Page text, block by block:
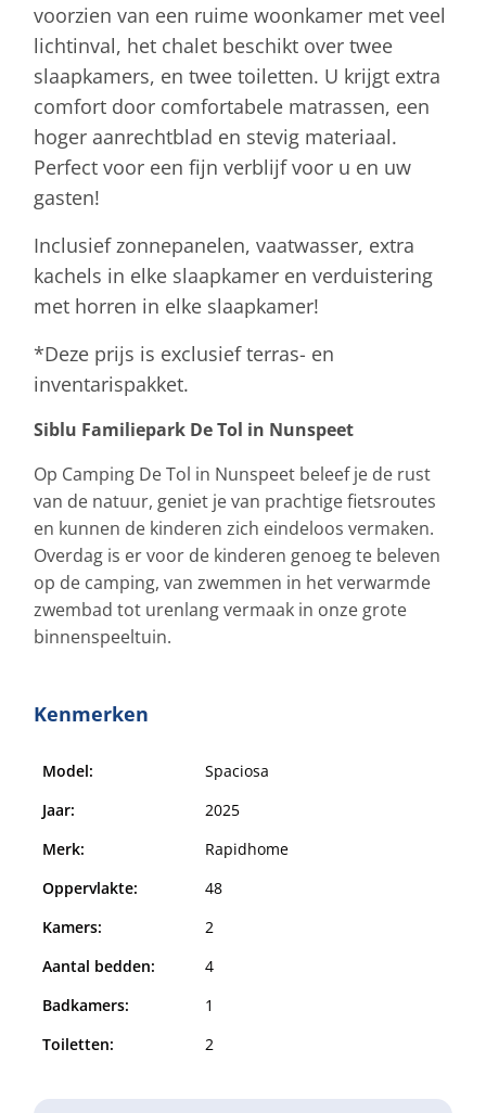
voorzien van een ruime woonkamer met veel
lichtinval, het chalet beschikt over twee
slaapkamers, en twee toiletten. U krijgt extra
comfort door comfortabele matrassen, een
hoger aanrechtblad en stevig materiaal.
Perfect voor een fijn verblijf voor u en uw
gasten!
Inclusief zonnepanelen, vaatwasser, extra
kachels in elke slaapkamer en verduistering
met horren in elke slaapkamer!
*Deze prijs is exclusief terras- en
inventarispakket.
Siblu Familiepark De Tol in Nunspeet
Op Camping De Tol in Nunspeet beleef je de rust
van de natuur, geniet je van prachtige fietsroutes
en kunnen de kinderen zich eindeloos vermaken.
Overdag is er voor de kinderen genoeg te beleven
op de camping, van zwemmen in het verwarmde
zwembad tot urenlang vermaak in onze grote
binnenspeeltuin.
Kenmerken
Model:
Spaciosa
Jaar:
2025
Merk:
Rapidhome
Oppervlakte:
48
Kamers:
2
Aantal bedden:
4
Badkamers:
1
Toiletten:
2